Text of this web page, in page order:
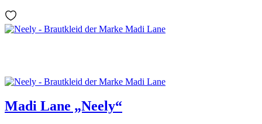
Madi Lane „Neely“